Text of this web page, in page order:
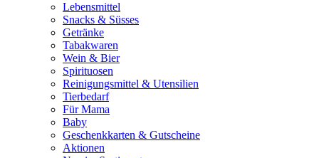
Lebensmittel
Snacks & Süsses
Getränke
Tabakwaren
Wein & Bier
Spirituosen
Reinigungsmittel & Utensilien
Tierbedarf
Für Mama
Baby
Geschenkkarten & Gutscheine
Aktionen